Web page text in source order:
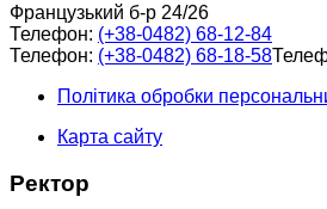
Французький б-р 24/26
Телефон: (+38-0482) 68-12-84
Телефон: (+38-0482) 68-18-58
Політика обробки
Карта сайту
Ректор